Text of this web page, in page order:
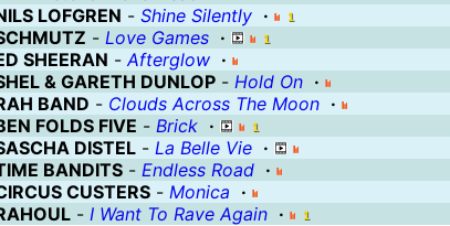
LOFGREN - Shine Silently ·
- Love Games ·
SHEERAN -Afterglow ·
& GARETH DUNLOP- Hold On ·
BAND - Clouds Across The Moon ·
FOLDS FIVE - Brick ·
DISTEL- La Belle Vie ·
BANDITS- Endless Road ·
CUSTERS- Monica ·
- I Want To Rave Again ·